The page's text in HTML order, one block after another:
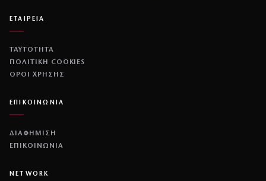
ΕΤΑΙΡΕΙΑ
ΤΑΥΤΟΤΗΤΑ
ΠΟΛΙΤΙΚΉ COOKIES
ΌΡΟΙ ΧΡΉΣΗΣ
ΕΠΙΚΟΙΝΩΝΙΑ
ΔΙΑΦΗΜΙΣΗ
ΕΠΙΚΟΙΝΩΝΙΑ
NETWORK